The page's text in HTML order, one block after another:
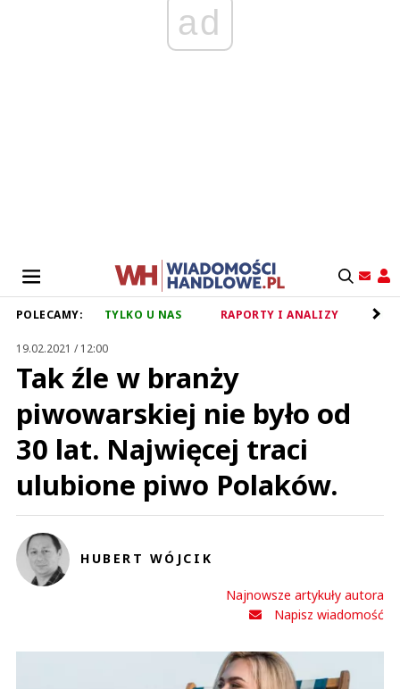
ad
POLECAMY: TYLKO U NAS RAPORTY I ANALIZY
19.02.2021 / 12:00
Tak źle w branży
piwowarskiej nie było od
30 lat. Najwięcej traci
ulubione piwo Polaków.
HUBERT WÓJCIK
Najnowsze artykuły autora
Napisz wiadomość